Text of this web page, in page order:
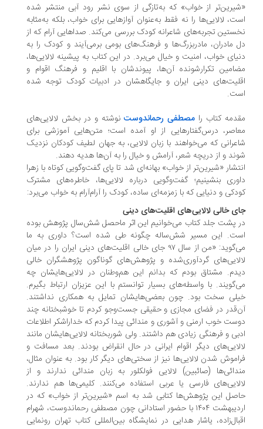
از خواب» که به‌تازگی از سوی نشر رود آبی منتشر شده
لالایی‌ها را نه فقط به‌عنوان آوازهایی برای خواب، بلکه به‌مثابه
تجربه‌های شاعرانه‌ کودک بررسی می‌کند. صداهایی آرام که از
مادران، مادربزرگ‌ها و فرهنگ‌های بومی برمی‌آیند و کودک را به
خواب، امنیت و خیال می‌برد. در این کتاب به پیشینه‌ لالایی‌ها،
تکرارشونده‌ آن‌ها، پیوندشان با اقلیم و فرهنگ اقوام و
دینی ایران و جایگاهشان در ادبیات کودک توجه شده
کتاب رامصطفی رحماندوستنوشته و در بخش لالایی‌های
درس‌گفتارهایی از او آمده است؛ متن‌هایی آموزشی برای
که می‌خواهند با زبان لالایی، به جهان لطیف کودکان نزدیک
و از دریچه‌ شعر، آرامش و خیال را به آن‌ها هدیه دهند.
«شیرین‌تر از خواب» بهانه‌ای شد تا پای گفت‌وگویی کوتاه با زهرا
بنشینیم؛ گفت‌وگویی درباره لالایی‌ها، خاطره‌های مشترک
و دنیایی که با زمزمه‌ای ساده، کودک را آرام‌آرام به خواب می‌برد:
خالی لالایی‌های اقلیت‌های دینی
پشت جلد کتاب می‌خوانیم این اثر ماحصل شش‌سال پژوهش بوده
این مسیر شش‌ساله چگونه طی شده است؟ داوری به ما
می‌گوید: «من از سال ۹۷ جای خالی اقلیت‌های دینی ایران را در میان
گردآوری‌شده و پژوهش‌های گوناگون پژوهشگران خالی
مشتاق بودم که بدانم این هم‌وطنان در لالایی‌هایشان چه
با واسطه‌های بسیار توانستم با این عزیزان ارتباط بگیرم.
سخت بود. چون بعضی‌هایشان تمایل به همکاری نداشتند.
در فضای مجازی و حقیقی جست‌وجو کردم تا خوشبختانه چند
خوب ارمنی و آشوری و مندائی پیدا کردم که خداراشکر اطلاعات
و فرهنگی زیادی هم داشتند. ولی شوربختانه لالایی‌هایشان مانند
دیگر اقوام ایرانی در حال انقراض بودند. بعد مسافت و
شدن لالایی‌ها نیز از سختی‌های دیگر کار بود. به عنوان مثال،
(صائبین) لالایی فولکلور به زبان مندائی ندارند و از
فارسی یا عربی استفاده می‌کنند. کلیمی‌ها هم ندارند.
این پژوهش‌ها کتابی شد به اسم «شیرین‌تر از خواب» که در
اردیبهشت ۱۴۰۴ با حضور استادانی چون مصطفی رحماندوست، شهرام
یاشار هدایی در نمایشگاه بین‌المللی کتاب تهران رونمایی